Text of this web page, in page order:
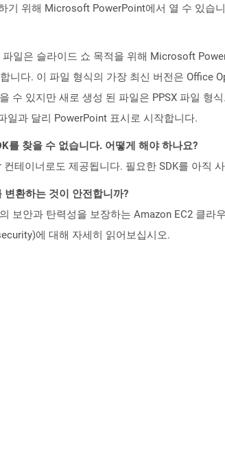
기 위해 Microsoft PowerPoint에서 열 수 있습
파일은 슬라이드 쇼 목적을 위해 Microsoft
니다. 이 파일 형식의 가장 최신 버전은 Office
수 있지만 새로 생성 된 파일은 PPSX 파일 형
일과 달리 PowerPoint 표시로 시작합니다.
를 찾을 수 없습니다. 어떻게 해야 하나요?
테이너로도 제공됩니다. 필요한 SDK를 아직
변환하는 것이 안전합니까?
보안과 탄력성을 보장하는 Amazon EC2 클라
에 대해 자세히 읽어보십시오.